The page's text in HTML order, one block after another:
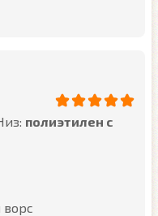
полиэтилен с